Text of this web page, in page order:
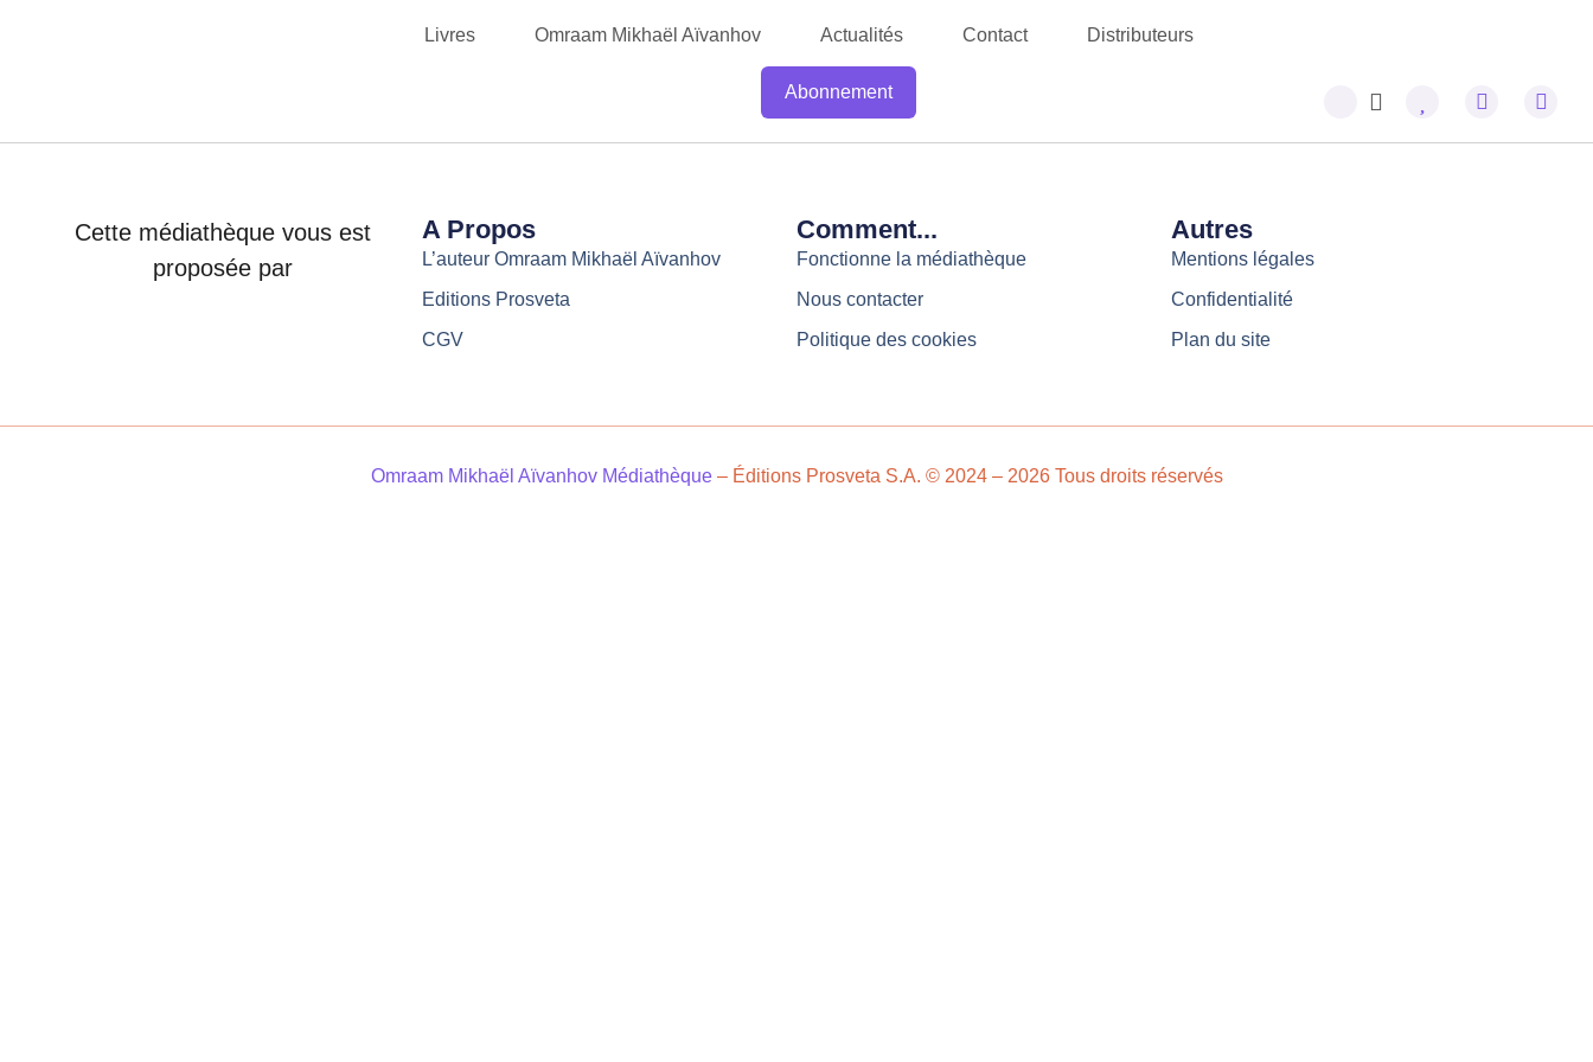
Livres Omraam Mikhaël Aïvanhov Actualités Contact Distributeurs
Abonnement
Cette médiathèque vous est
proposée par
A Propos
L’auteur Omraam Mikhaël Aïvanhov
Editions Prosveta
CGV
Comment...
Fonctionne la médiathèque
Nous contacter
Politique des cookies
Autres
Mentions légales
Confidentialité
Plan du site
Omraam Mikhaël Aïvanhov Médiathèque– Éditions Prosveta S.A. © 2024 – 2026 Tous droits réservés